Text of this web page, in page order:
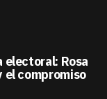
electoral: Rosa
el compromiso